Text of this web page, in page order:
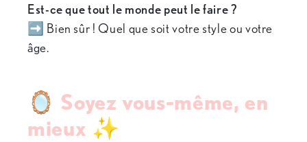
Est-ce que tout le monde peut le faire ?
➡️ Bien sûr ! Quel que soit votre style ou votre
âge.
🪞 Soyez vous-même, en
mieux ✨